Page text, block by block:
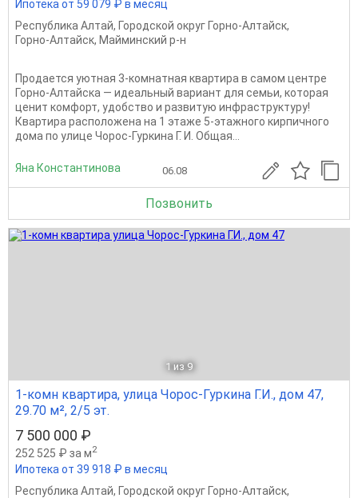
Ипотека от 59 079 ₽ в месяц
Республика Алтай, Городской округ Горно-Алтайск,
Горно-Алтайск, Майминский р-н
Продается уютная 3-комнатная квартира в самом центре
Горно-Алтайска — идеальный вариант для семьи, которая
ценит комфорт, удобство и развитую инфраструктуру!
Квартира расположена на 1 этаже 5-этажного кирпичного
дома по улице Чорос-Гуркина Г. И. Общая...
Яна Константинова 06.08
Позвонить
1 из 9
1-комн квартира, улица Чорос-Гуркина Г.И., дом 47,
29.70 м², 2/5 эт.
7 500 000 ₽
252 525 ₽ за м2
Ипотека от 39 918 ₽ в месяц
Республика Алтай, Городской округ Горно-Алтайск,